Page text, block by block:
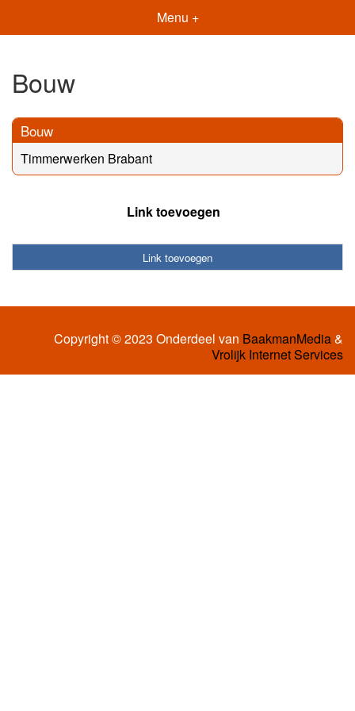
Menu +
Bouw
Bouw
Timmerwerken Brabant
Link toevoegen
Link toevoegen
Copyright © 2023 Onderdeel van BaakmanMedia&
Vrolijk Internet Services